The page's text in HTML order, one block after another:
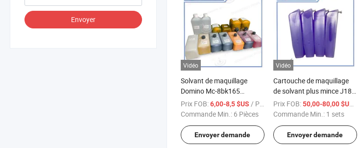
Vidéo
Solvant de maquillage
Domino Mc-8bk165
compatible 1.2L sans
étiquette pour imprimante
Prix FOB:6,00-8,5 $US / Pièce
Commande Min.: 6 Pièces
Envoyer demande
Vidéo
Cartouche de maquillage
de solvant plus mince J188
avec étiquette RFID 800ml
pour Markem Imaje original
Prix FOB:50,00-80,00 $US
Commande Min.: 1 sets
Envoyer demande
Envoyer